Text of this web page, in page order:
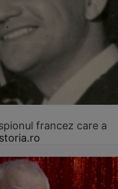
francez care a